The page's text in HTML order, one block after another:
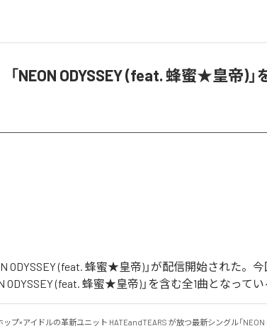
「NEON ODYSSEY (feat. 蜂蜜★皇帝)
ODYSSEY (feat. 蜂蜜★皇帝)」が配信開始された。
ODYSSEY (feat. 蜂蜜★皇帝)」を含む全1曲となってい
プ×アイドルの革新ユニット HATEandTEARS が放つ最新シングル「NEON